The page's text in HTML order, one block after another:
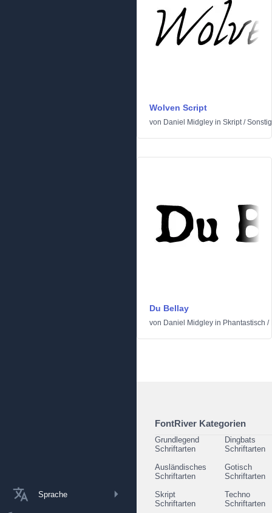
Sprache
Wolven Script
von Daniel Midgley in Skript/
Du Bellay
von Daniel Midgley in Phantastisch /
FontRiver Kategorien
Grundlegend
Schriftarten
Dingbats
Schriftarten
Ausländisches
Schriftarten
Gotisch
Schriftarten
Skript
Schriftarten
Techno
Schriftarten